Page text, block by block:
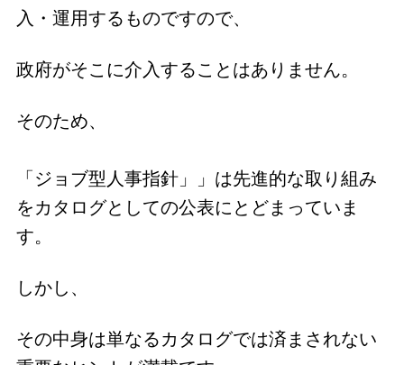
入・運用するものですので、
政府がそこに介入することはありません。
そのため、
「ジョブ型人事指針」」は先進的な取り組み
をカタログとしての公表にとどまっていま
す。
しかし、
その中身は単なるカタログでは済まされない